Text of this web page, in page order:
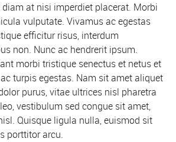
at nisi imperdiet placerat. Morbi
vulputate. Vivamus ac egestas
efficitur risus, interdum
non. Nunc ac hendrerit ipsum.
morbi tristique senectus et netus et
turpis egestas. Nam sit amet aliquet
purus, vitae ultrices nisl pharetra
vestibulum sed congue sit amet,
Quisque ligula nulla, euismod sit
porttitor arcu.